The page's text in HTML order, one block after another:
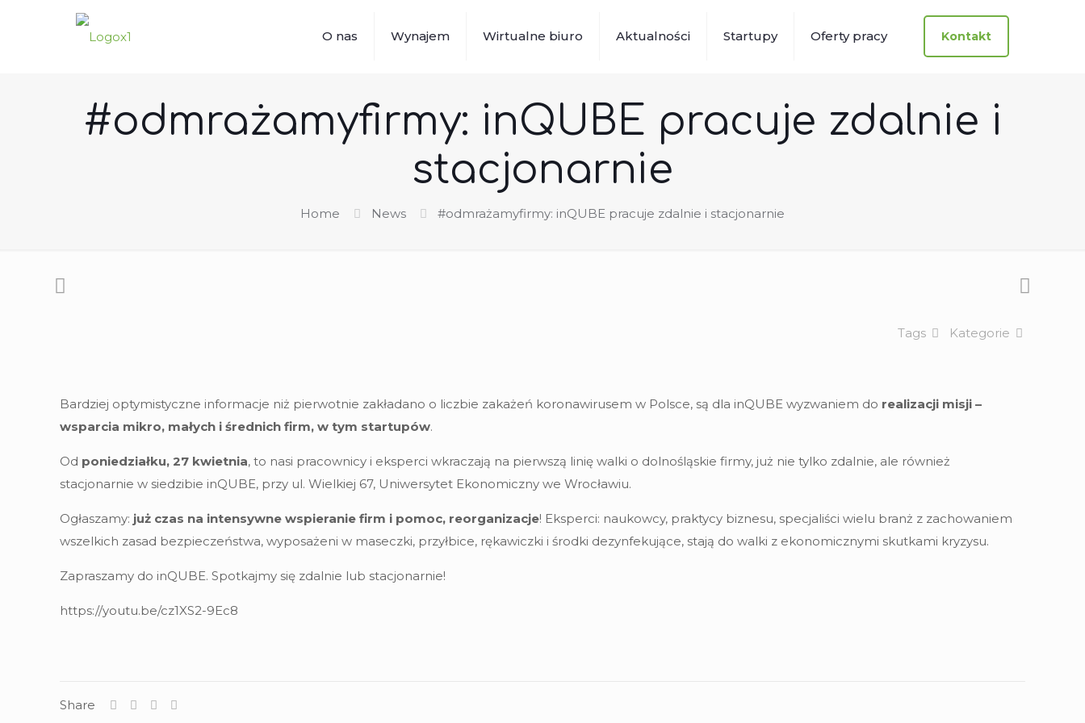
O nas Wynajem Wirtualne biuro Aktualności Startupy Oferty pracy Kontakt
#odmrażamyfirmy: inQUBE pracuje zdalnie i
stacjonarnie
Home News #odmrażamyfirmy: inQUBE pracuje zdalnie i stacjonarnie
Kategorie
Tags
Bardziej optymistyczne informacje niż pierwotnie zakładano o liczbie zakażeń koronawirusem w Polsce, są dla inQUBE wyzwaniem do realizacji misji –
wsparcia mikro, małych i średnich firm, w tym startupów.
Od poniedziałku, 27 kwietnia, to nasi pracownicy i eksperci wkraczają na pierwszą linię walki o dolnośląskie firmy, już nie tylko zdalnie, ale również
stacjonarnie w siedzibie inQUBE, przy ul. Wielkiej 67, Uniwersytet Ekonomiczny we Wrocławiu.
Ogłaszamy: już czas na intensywne wspieranie firm i pomoc, reorganizacje! Eksperci: naukowcy, praktycy biznesu, specjaliści wielu branż z zachowaniem
wszelkich zasad bezpieczeństwa, wyposażeni w maseczki, przyłbice, rękawiczki i środki dezynfekujące, stają do walki z ekonomicznymi skutkami kryzysu.
Zapraszamy do inQUBE. Spotkajmy się zdalnie lub stacjonarnie!
https://youtu.be/cz1XS2-9Ec8
Share